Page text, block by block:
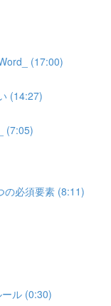
(17:00)
(14:27)
(7:05)
の必須要素 (8:11)
ール (0:30)